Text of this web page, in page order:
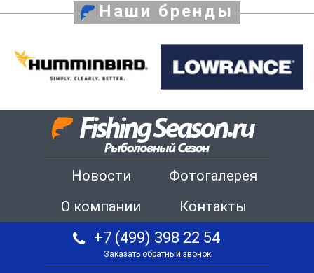
Наши бренды
Новости
Фотогалерея
О компании
Контакты
+7 (499) 398 22 54
Заказать обратный звонок